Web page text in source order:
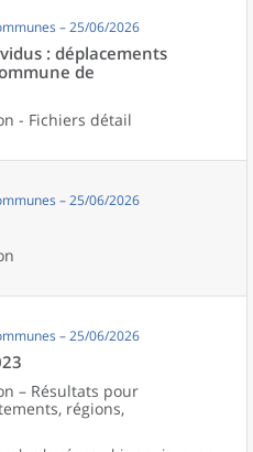
– 25/06/2026
: déplacements
de
- Fichiers détail
– 25/06/2026
– 25/06/2026
– Résultats pour
régions,